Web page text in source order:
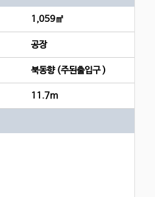
1,059㎡
공장
북동향 (주된출입구 )
11.7m